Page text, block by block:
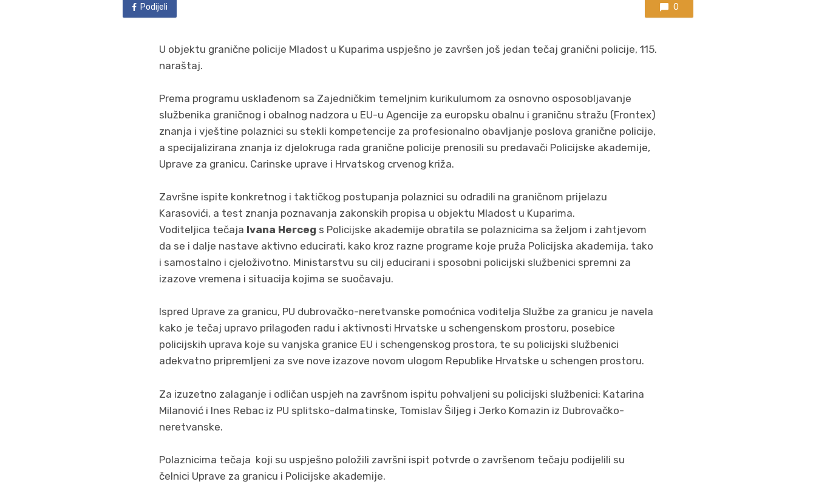
Podijeli 0
U objektu granične policije Mladost u Kuparima uspješno je završen još jedan tečaj granični policije, 115.
naraštaj.
Prema programu usklađenom sa Zajedničkim temeljnim kurikulumom za osnovno osposobljavanje
službenika graničnog i obalnog nadzora u EU-u Agencije za europsku obalnu i graničnu stražu (Frontex)
znanja i vještine polaznici su stekli kompetencije za profesionalno obavljanje poslova granične policije,
a specijalizirana znanja iz djelokruga rada granične policije prenosili su predavači Policijske akademije,
Uprave za granicu, Carinske uprave i Hrvatskog crvenog križa.
Završne ispite konkretnog i taktičkog postupanja polaznici su odradili na graničnom prijelazu
Karasovići, a test znanja poznavanja zakonskih propisa u objektu Mladost u Kuparima.
Voditeljica tečaja Ivana Herceg s Policijske akademije obratila se polaznicima sa željom i zahtjevom
da se i dalje nastave aktivno educirati, kako kroz razne programe koje pruža Policijska akademija, tako
i samostalno i cjeloživotno. Ministarstvu su cilj educirani i sposobni policijski službenici spremni za
izazove vremena i situacija kojima se suočavaju.
Ispred Uprave za granicu, PU dubrovačko-neretvanske pomoćnica voditelja Službe za granicu je navela
kako je tečaj upravo prilagođen radu i aktivnosti Hrvatske u schengenskom prostoru, posebice
policijskih uprava koje su vanjska granice EU i schengenskog prostora, te su policijski službenici
adekvatno pripremljeni za sve nove izazove novom ulogom Republike Hrvatske u schengen prostoru.
Za izuzetno zalaganje i odličan uspjeh na završnom ispitu pohvaljeni su policijski službenici: Katarina
Milanović i Ines Rebac iz PU splitsko-dalmatinske, Tomislav Šiljeg i Jerko Komazin iz Dubrovačko-
neretvanske.
Polaznicima tečaja koji su uspješno položili završni ispit potvrde o završenom tečaju podijelili su
čelnici Uprave za granicu i Policijske akademije.